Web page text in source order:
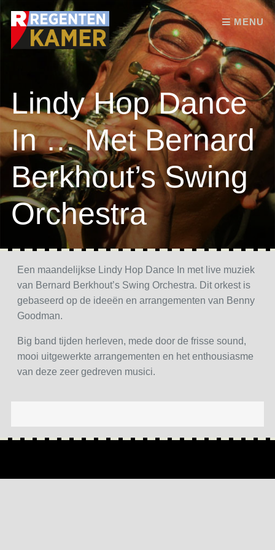
MENU
Skip to content
Lindy Hop Dance
In … Met Bernard
Berkhout’s Swing
Orchestra
Een maandelijkse Lindy Hop Dance In met live muziek
van Bernard Berkhout’s Swing Orchestra. Dit orkest is
gebaseerd op de ideeën en arrangementen van Benny
Goodman.
Big band tijden herleven, mede door de frisse sound,
mooi uitgewerkte arrangementen en het enthousiasme
van deze zeer gedreven musici.